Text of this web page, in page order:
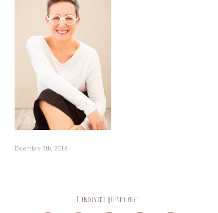
Dicembre 7th, 2018
Condividi questo post!